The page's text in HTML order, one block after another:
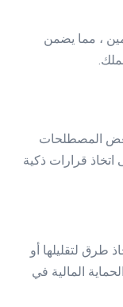
، مما يضمن
بعض المصطلحات
قرارات ذكية
طرق لتقليلها أو
المالية في